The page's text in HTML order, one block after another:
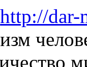
http://dar-